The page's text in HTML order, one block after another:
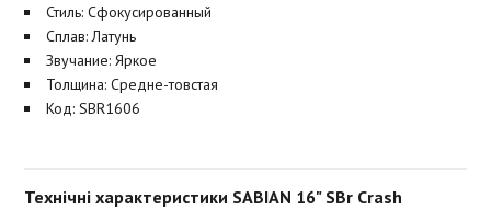
Стиль: Сфокусированный
Сплав: Латунь
Звучание: Яркое
Толщина: Средне-товстая
Код: SBR1606
Технічні характеристики SABIAN 16" SBr Crash